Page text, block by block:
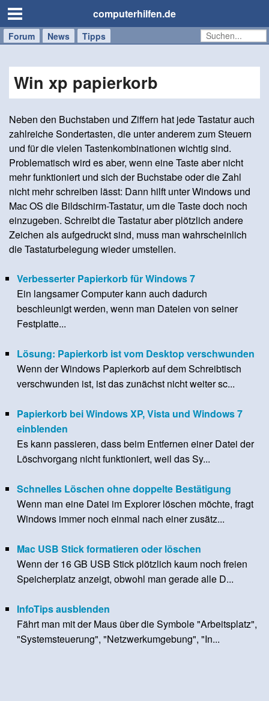
computerhilfen.de
Forum News Tipps
Handy
Windows
Mac
Win xp papierkorb
Neben den Buchstaben und Ziffern hat jede Tastatur auch
zahlreiche Sondertasten, die unter anderem zum Steuern
und für die vielen Tastenkombinationen wichtig sind.
Problematisch wird es aber, wenn eine Taste aber nicht
mehr funktioniert und sich der Buchstabe oder die Zahl
nicht mehr schreiben lässt: Dann hilft unter Windows und
Mac OS die Bildschirm-Tastatur, um die Taste doch noch
einzugeben. Schreibt die Tastatur aber plötzlich andere
Zeichen als aufgedruckt sind, muss man wahrscheinlich
die Tastaturbelegung wieder umstellen.
Verbesserter Papierkorb für Windows 7
Ein langsamer Computer kann auch dadurch
beschleunigt werden, wenn man Dateien von seiner
Festplatte...
Lösung: Papierkorb ist vom Desktop verschwunden
Wenn der Windows Papierkorb auf dem Schreibtisch
verschwunden ist, ist das zunächst nicht weiter sc...
Papierkorb bei Windows XP, Vista und Windows 7
einblenden
Es kann passieren, dass beim Entfernen einer Datei der
Löschvorgang nicht funktioniert, weil das Sy...
Schnelles Löschen ohne doppelte Bestätigung
Wenn man eine Datei im Explorer löschen möchte, fragt
Windows immer noch einmal nach einer zusätz...
Mac USB Stick formatieren oder löschen
Wenn der 16 GB USB Stick plötzlich kaum noch freien
Speicherplatz anzeigt, obwohl man gerade alle D...
InfoTips ausblenden
Fährt man mit der Maus über die Symbole "Arbeitsplatz",
"Systemsteuerung", "Netzwerkumgebung", "In...